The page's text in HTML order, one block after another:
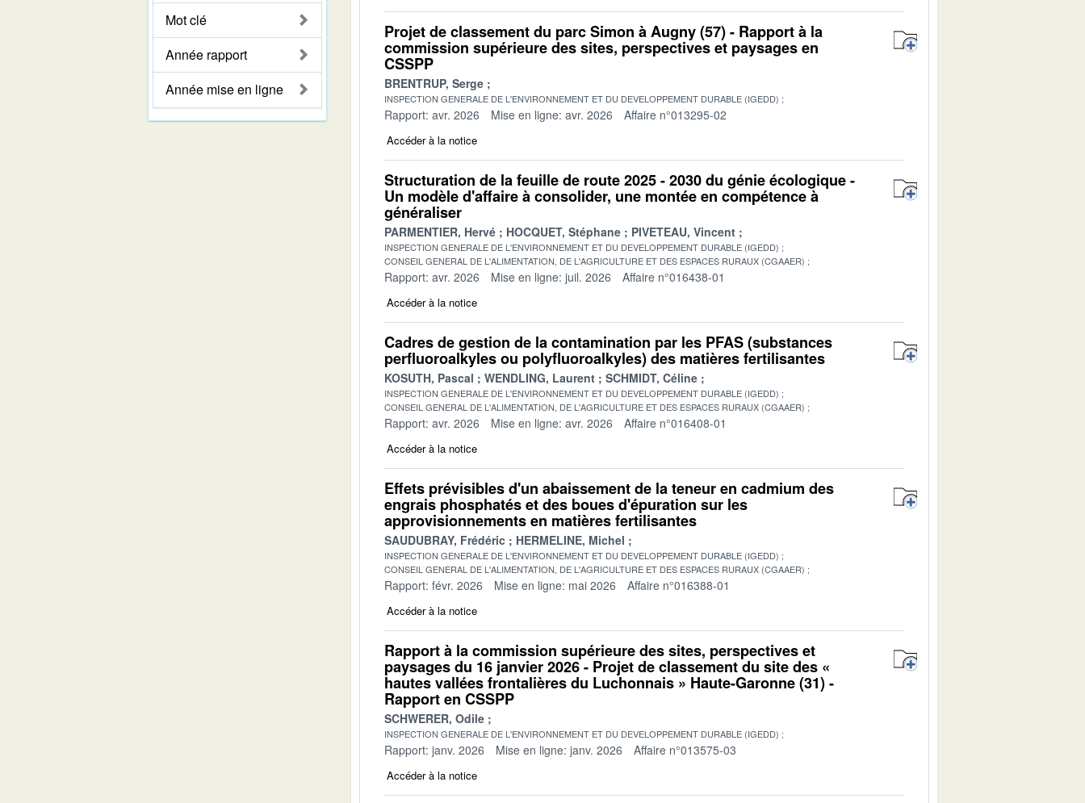
Mot clé
Année rapport
Année mise en ligne
Projet de classement du parc Simon à Augny (57) - Rapport à la
commission supérieure des sites, perspectives et paysages en
CSSPP
BRENTRUP, Serge
INSPECTION GENERALE DE L'ENVIRONNEMENT ET DU DEVELOPPEMENT DURABLE (IGEDD)
Rapport: avr. 2026 Mise en ligne: avr. 2026 Affaire n°013295-02
Accéder à la notice
Structuration de la feuille de route 2025 - 2030 du génie écologique -
Un modèle d'affaire à consolider, une montée en compétence à
généraliser
PARMENTIER, Hervé HOCQUET, Stéphane PIVETEAU, Vincent
INSPECTION GENERALE DE L'ENVIRONNEMENT ET DU DEVELOPPEMENT DURABLE (IGEDD)
CONSEIL GENERAL DE L'ALIMENTATION, DE L'AGRICULTURE ET DES ESPACES RURAUX (CGAAER)
Rapport: avr. 2026 Mise en ligne: juil. 2026 Affaire n°016438-01
Accéder à la notice
Cadres de gestion de la contamination par les PFAS (substances
perfluoroalkyles ou polyfluoroalkyles) des matières fertilisantes
KOSUTH, Pascal WENDLING, Laurent SCHMIDT, Céline
INSPECTION GENERALE DE L'ENVIRONNEMENT ET DU DEVELOPPEMENT DURABLE (IGEDD)
CONSEIL GENERAL DE L'ALIMENTATION, DE L'AGRICULTURE ET DES ESPACES RURAUX (CGAAER)
Rapport: avr. 2026 Mise en ligne: avr. 2026 Affaire n°016408-01
Accéder à la notice
Effets prévisibles d'un abaissement de la teneur en cadmium des
engrais phosphatés et des boues d'épuration sur les
approvisionnements en matières fertilisantes
SAUDUBRAY, Frédéric HERMELINE, Michel
INSPECTION GENERALE DE L'ENVIRONNEMENT ET DU DEVELOPPEMENT DURABLE (IGEDD)
CONSEIL GENERAL DE L'ALIMENTATION, DE L'AGRICULTURE ET DES ESPACES RURAUX (CGAAER)
Rapport: févr. 2026 Mise en ligne: mai 2026 Affaire n°016388-01
Accéder à la notice
Rapport à la commission supérieure des sites, perspectives et
paysages du 16 janvier 2026 - Projet de classement du site des «
hautes vallées frontalières du Luchonnais » Haute-Garonne (31) -
Rapport en CSSPP
SCHWERER, Odile
INSPECTION GENERALE DE L'ENVIRONNEMENT ET DU DEVELOPPEMENT DURABLE (IGEDD)
Rapport: janv. 2026 Mise en ligne: janv. 2026 Affaire n°013575-03
Accéder à la notice